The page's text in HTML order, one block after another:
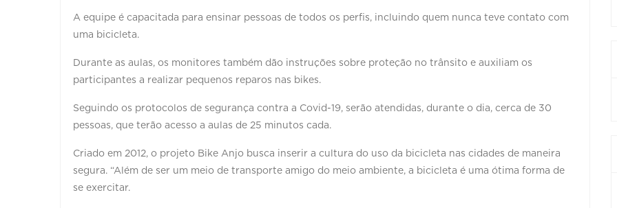
A equipe é capacitada para ensinar pessoas de todos os perfis, incluindo quem nunca teve contato com
uma bicicleta.
Durante as aulas, os monitores também dão instruções sobre proteção no trânsito e auxiliam os
participantes a realizar pequenos reparos nas bikes.
Seguindo os protocolos de segurança contra a Covid-19, serão atendidas, durante o dia, cerca de 30
pessoas, que terão acesso a aulas de 25 minutos cada.
Criado em 2012, o projeto Bike Anjo busca inserir a cultura do uso da bicicleta nas cidades de maneira
segura. “Além de ser um meio de transporte amigo do meio ambiente, a bicicleta é uma ótima forma de
se exercitar.